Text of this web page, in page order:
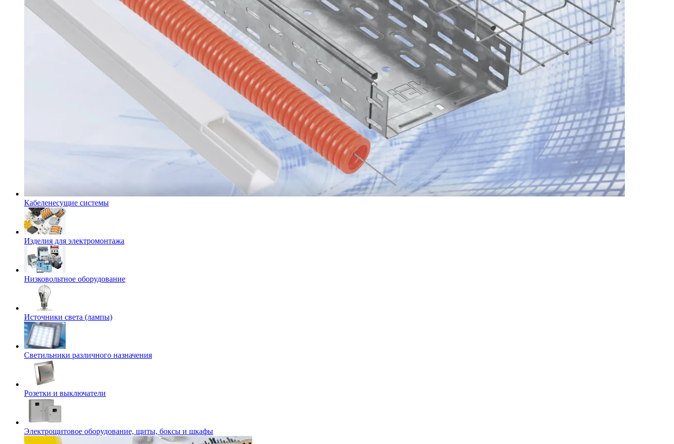
Кабеленесущие системы
Изделия для электромонтажа
Низковольтное оборудование
Источники света (лампы)
Светильники различного назначения
Розетки и выключатели
Электрощитовое оборудование, щиты, боксы и шкафы